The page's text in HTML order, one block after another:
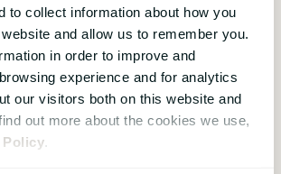
to collect information about how you
and allow us to remember you.
in order to improve and
experience and for analytics
our visitors both on this website and
out more about the cookies we use,
Policy.
igenom vad du bör tänka på när
HR-system och hur du övertygar
Tweet Share